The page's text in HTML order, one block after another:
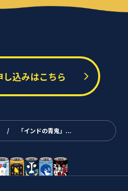
し込みはこちら
/ 「インドの青鬼」...